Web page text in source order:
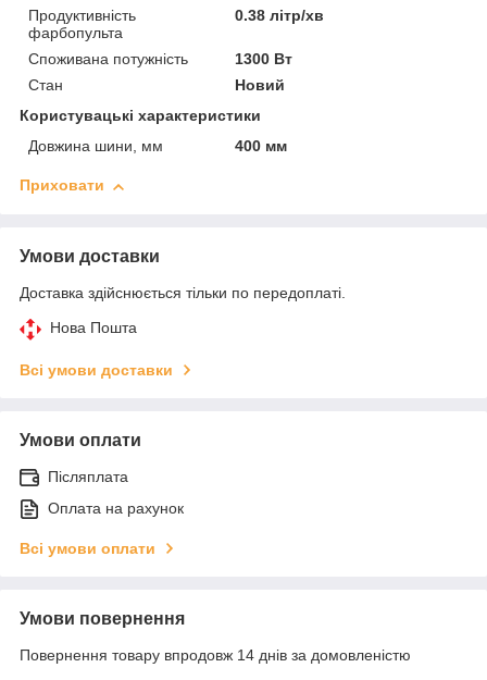
Продуктивність
фарбопульта
0.38 літр/хв
Споживана потужність
1300 Вт
Стан
Новий
Користувацькі характеристики
Довжина шини, мм
400 мм
Приховати
Умови доставки
Доставка здійснюється тільки по передоплаті.
Нова Пошта
Всі умови доставки
Умови оплати
Післяплата
Оплата на рахунок
Всі умови оплати
Умови повернення
Повернення товару впродовж 14 днів за домовленістю